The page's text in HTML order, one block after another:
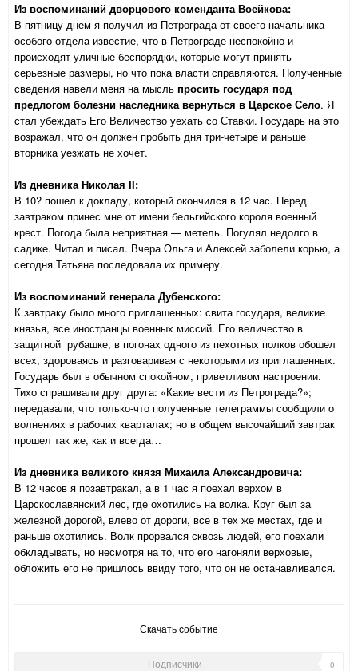
Из воспоминаний дворцового коменданта Воейкова:
В пятницу днем я получил из Петрограда от своего начальника
особого отдела известие, что в Петрограде неспокойно и
происходят уличные беспорядки, которые могут принять
серьезные размеры, но что пока власти справляются. Полученные
сведения навели меня на мысль просить государя под
предлогом болезни наследника вернуться в Царское Село. Я
стал убеждать Его Величество уехать со Ставки. Государь на это
возражал, что он должен пробыть дня три-четыре и раньше
вторника уезжать не хочет.
Из дневника Николая II:
В 10? пошел к докладу, который окончился в 12 час. Перед
завтраком принес мне от имени бельгийского короля военный
крест. Погода была неприятная — метель. Погулял недолго в
садике. Читал и писал. Вчера Ольга и Алексей заболели корью, а
сегодня Татьяна последовала их примеру.
Из воспоминаний генерала Дубенского:
К завтраку было много приглашенных: свита государя, великие
князья, все иностранцы военных миссий. Его величество в
защитной рубашке, в погонах одного из пехотных полков обошел
всех, здороваясь и разговаривая с некоторыми из приглашенных.
Государь был в обычном спокойном, приветливом настроении.
Тихо спрашивали друг друга: «Какие вести из Петрограда?»;
передавали, что только-что полученные телеграммы сообщили о
волнениях в рабочих кварталах; но в общем высочайший завтрак
прошел так же, как и всегда…
Из дневника великого князя Михаила Александровича:
В 12 часов я позавтракал, а в 1 час я поехал верхом в
Царскославянский лес, где охотились на волка. Круг был за
железной дорогой, влево от дороги, все в тех же местах, где и
раньше охотились. Волк прорвался сквозь людей, его поехали
обкладывать, но несмотря на то, что его нагоняли верховые,
обложить его не пришлось ввиду того, что он не останавливался.
Скачать событие
Подписчики 0